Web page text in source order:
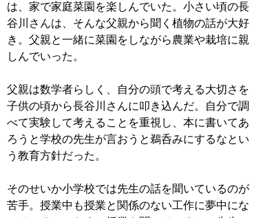
は、家で家庭菜園を楽しんでいた。小さい頃の長
谷川さんは、そんな父親から聞く植物の話が大好
き。父親と一緒に菜園をしながら農業や栽培に親
しんでいった。
父親は数学者らしく、自分の頭で考える大切さを
子供の頃から長谷川さんに叩き込んだ。自分で調
べて実験して考えることを重視し、本に書いてあ
ろうと学校の先生が言おうと鵜呑みにするなとい
う教育方針だった。
そのせいか小学校では先生の話を聞いているのが
苦手。授業中も授業と関係のない工作に夢中にな